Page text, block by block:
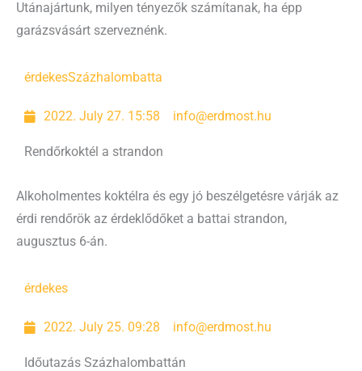
Utánajártunk, milyen tényezők számítanak, ha épp
garázsvásárt szerveznénk.
érdekesSzázhalombatta
2022. July 27. 15:58 info@erdmost.hu
Rendőrkoktél a strandon
Alkoholmentes koktélra és egy jó beszélgetésre várják az
érdi rendőrök az érdeklődőket a battai strandon,
augusztus 6-án.
érdekes
2022. July 25. 09:28 info@erdmost.hu
Időutazás Százhalombattán